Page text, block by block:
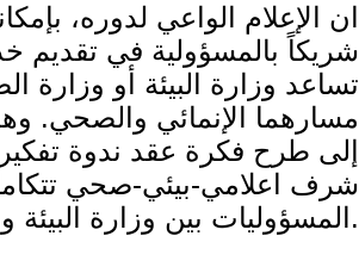
ان الإعلام الواعي لدوره،
شريكاً بالمسؤولية في تقديم
تساعد ​وزارة البيئة​ أو ​وزارة
مسارهما الإنمائي والصحي.
إلى طرح فكرة عقد ندوة تفكير
شرف اعلامي-بيئي-صحي
المسؤوليات بين وزارة البيئة ووسائل الإعلام.